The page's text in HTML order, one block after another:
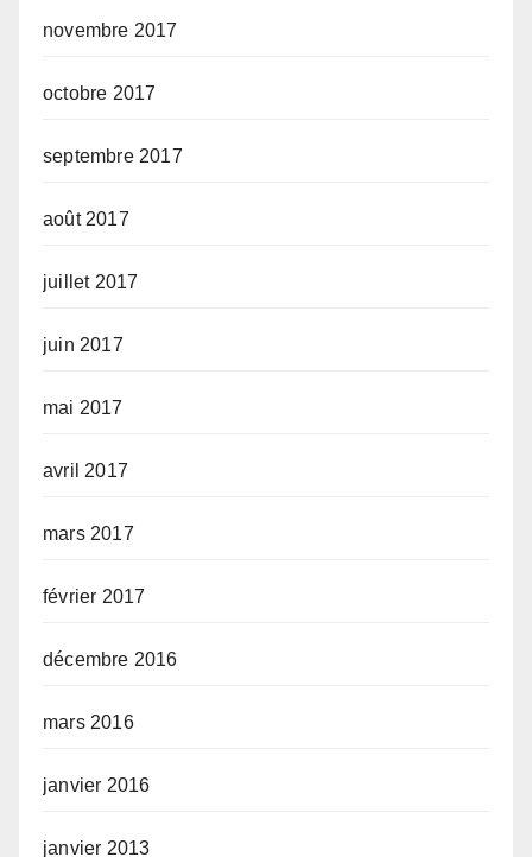
novembre 2017
octobre 2017
septembre 2017
août 2017
juillet 2017
juin 2017
mai 2017
avril 2017
mars 2017
février 2017
décembre 2016
mars 2016
janvier 2016
janvier 2013